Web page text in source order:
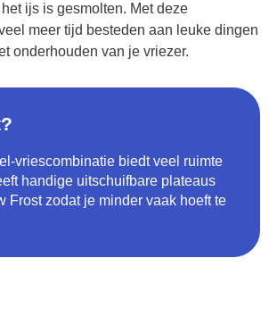
ijs is gesmolten. Met deze
meer tijd besteden aan leuke dingen
onderhouden van je vriezer.
vriescombinatie biedt veel ruimte
handige uitschuifbare plateaus
Frost zodat je minder vaak hoeft te